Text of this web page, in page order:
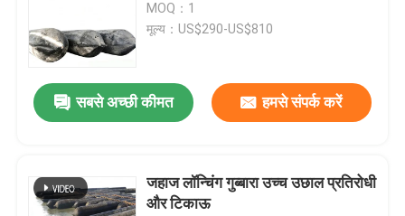
वीडियो
हमारे बारे में
गुणवत्ता नियंत्रण
MOQ：1
मूल्य：US$290-US$810
सबसे अच्छी कीमत हमसे संपर्क करें
जहाज लॉन्चिंग गुब्बारा उच्च उछाल प्रतिरोधी
और टिकाऊ